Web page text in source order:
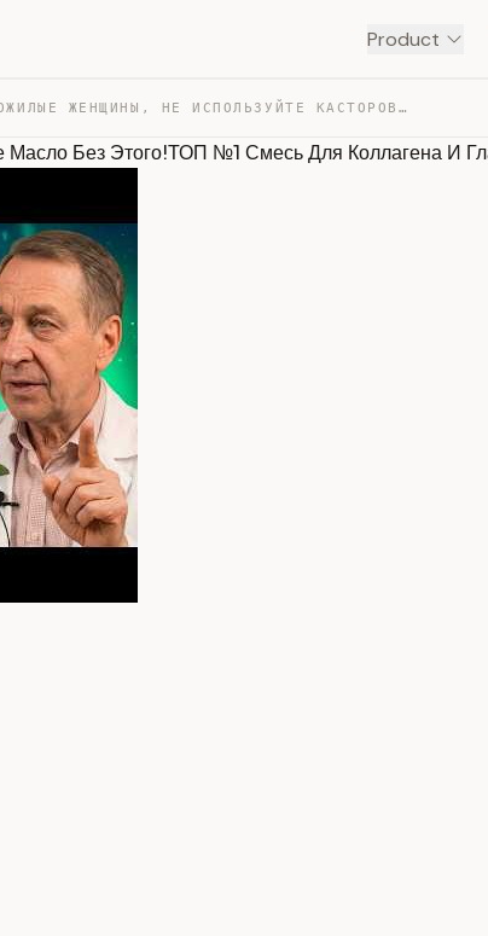
Product
ПОЖИЛЫЕ ЖЕНЩИНЫ, НЕ ИСПОЛЬЗУЙТЕ КАСТОРОВОЕ МАСЛО БЕЗ ЭТ… — TRANSCRIPT
Без Этого!ТОП №1 Смесь Для Коллагена И